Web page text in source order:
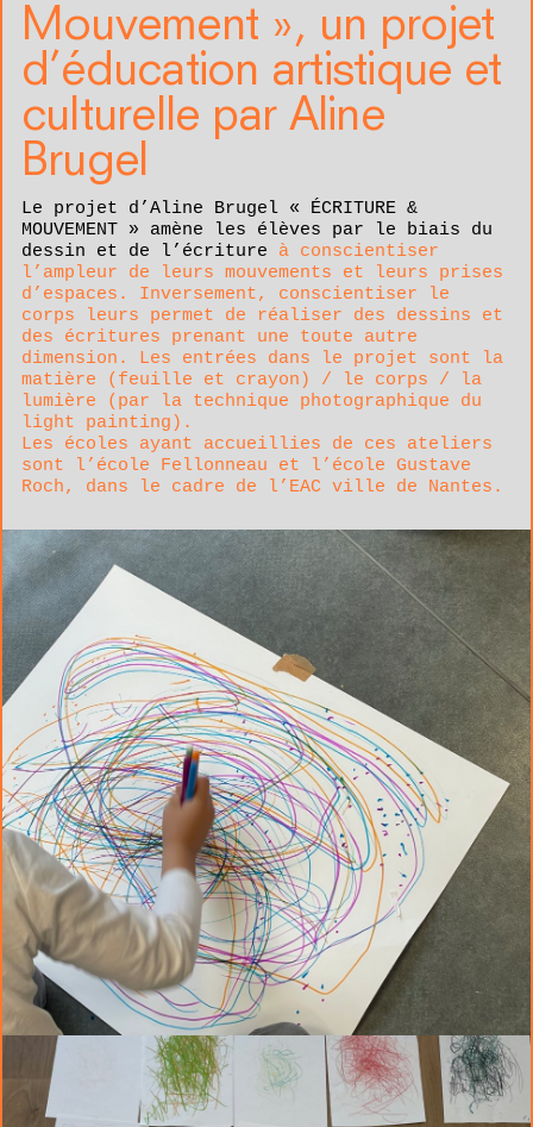
Mouvement », un projet
d’éducation artistique et
culturelle par Aline
Brugel
Le projet d’Aline Brugel « ÉCRITURE &
MOUVEMENT » amène les élèves par le biais du
dessin et de l’écriture à conscientiser
l’ampleur de leurs mouvements et leurs prises
d’espaces. Inversement, conscientiser le
corps leurs permet de réaliser des dessins et
des écritures prenant une toute autre
dimension. Les entrées dans le projet sont la
matière (feuille et crayon) / le corps / la
lumière (par la technique photographique du
light painting).
Les écoles ayant accueillies de ces ateliers
sont l’école Fellonneau et l’école Gustave
Roch, dans le cadre de l’EAC ville de Nantes.